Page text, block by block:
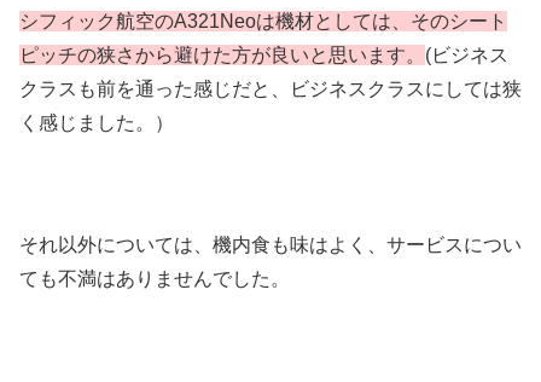
シフィック航空のA321Neoは機材としては、そのシート
ピッチの狭さから避けた方が良いと思います。 (ビジネス
クラスも前を通った感じだと、ビジネスクラスにしては狭
く感じました。）
それ以外については、機内食も味はよく、サービスについ
ても不満はありませんでした。